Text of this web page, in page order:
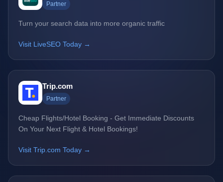
Partner
Turn your search data into more organic traffic
Visit LiveSEO Today →
Trip.com
Partner
Cheap Flights/Hotel Booking - Get Immediate Discounts
On Your Next Flight & Hotel Bookings!
Visit Trip.com Today →